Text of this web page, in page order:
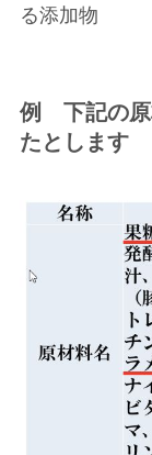
る添加物
例 下記の原
たとします